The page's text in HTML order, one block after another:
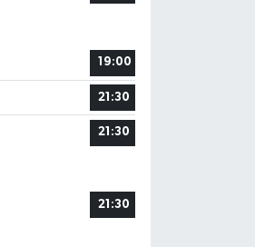
19:00
21:30
21:30
21:30